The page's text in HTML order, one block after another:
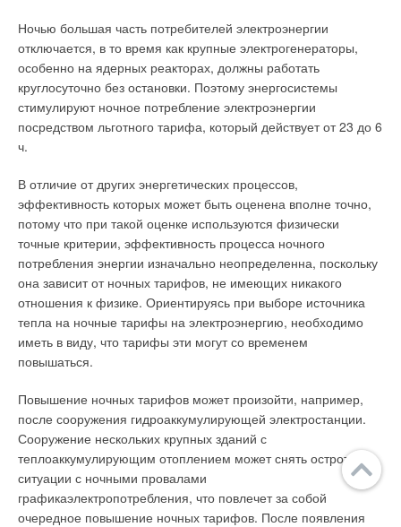
Ночью большая часть потребителей электроэнергии
отключается, в то время как крупные электрогенераторы,
особенно на ядерных реакторах, должны работать
круглосуточно без остановки. Поэтому энергосистемы
стимулируют ночное потребление электроэнергии
посредством льготного тарифа, который действует от 23 до 6
ч.
В отличие от других энергетических процессов,
эффективность которых может быть оценена вполне точно,
потому что при такой оценке используются физически
точные критерии, эффективность процесса ночного
потребления энергии изначально неопределенна, поскольку
она зависит от ночных тарифов, не имеющих никакого
отношения к физике. Ориентируясь при выборе источника
тепла на ночные тарифы на электроэнергию, необходимо
иметь в виду, что тарифы эти могут со временем
повышаться.
Повышение ночных тарифов может произойти, например,
после сооружения гидроаккумулирующей электростанции.
Сооружение нескольких крупных зданий с
теплоаккумулирующим отоплением может снять остроту
ситуации с ночными провалами
графикаэлектропотребления, что повлечет за собой
очередное повышение ночных тарифов. После появления